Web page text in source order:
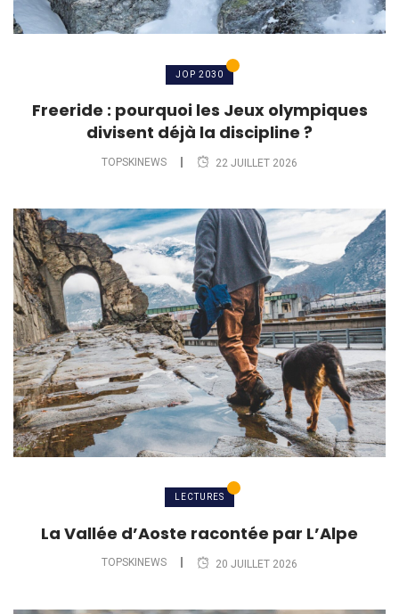
JOP 2030
Freeride : pourquoi les Jeux olympiques
divisent déjà la discipline ?
TOPSKINEWS 22 JUILLET 2026
LECTURES
La Vallée d’Aoste racontée par L’Alpe
TOPSKINEWS 20 JUILLET 2026